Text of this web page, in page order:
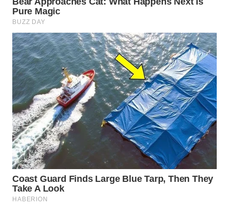
WAHANA
TANI
WAHANA
ADVOKAT
WAHANA
INFRASTRUKTUR
WAHANA
KONSUMEN
WAHANA
LISTRIK
WAHANA